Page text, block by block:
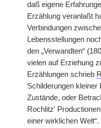
daß eigene
Erzählung veranlaßt
Verbindungen
Lebensstellungen
den „Verwandten“
vielen auf Erziehung
Erzählungen schrieb
Schilderungen
Zustände, oder
Rochlitz'
einer wirklichen